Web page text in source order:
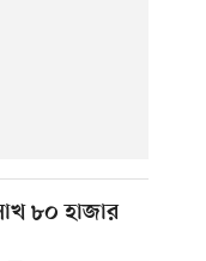
৮০ হাজার